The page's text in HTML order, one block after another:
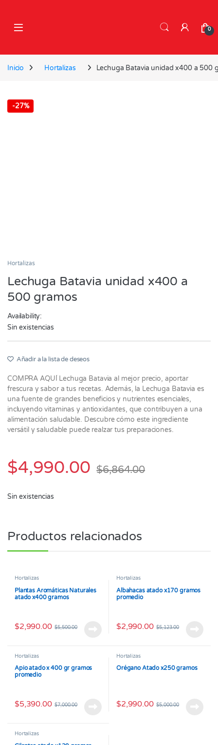
0
Inicio Hortalizas Lechuga Batavia unidad x400 a 500
-27%
Hortalizas
Lechuga Batavia unidad x400 a
500 gramos
Availability:
Sin existencias
Añadir a la lista de deseos
COMPRA AQUÍ Lechuga Batavia al mejor precio, aportar
frescura y sabor a tus recetas. Además, la Lechuga Batavia es
una fuente de grandes beneficios y nutrientes esenciales,
incluyendo vitaminas y antioxidantes, que contribuyen a una
alimentación saludable. Descubre cómo este ingrediente
versátil y saludable puede realzar tus preparaciones.
$4,990.00 $6,864.00
Sin existencias
Productos relacionados
Hortalizas
Plantas Aromáticas Naturales
atado x400 gramos
$2,990.00 $5,500.00
Hortalizas
Albahacas atado x170 gramos
promedio
$2,990.00 $5,123.00
Hortalizas
Apio atado x 400 gr gramos
promedio
$5,390.00 $7,000.00
Hortalizas
Orégano Atado x250 gramos
$2,990.00 $5,000.00
Hortalizas